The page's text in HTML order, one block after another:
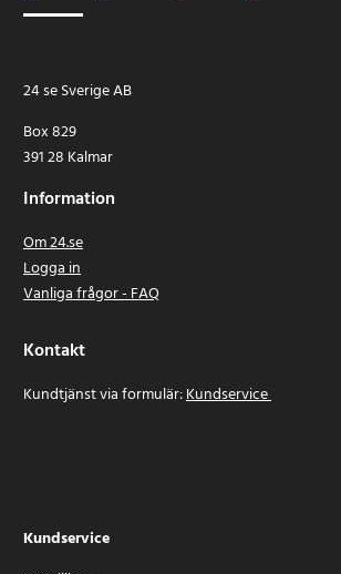
24 se Sverige AB
Box 829
391 28 Kalmar
Information
Om 24.se
Logga in
Vanliga frågor - FAQ
Kontakt
Kundtjänst via formulär:Kundservice
Kundservice